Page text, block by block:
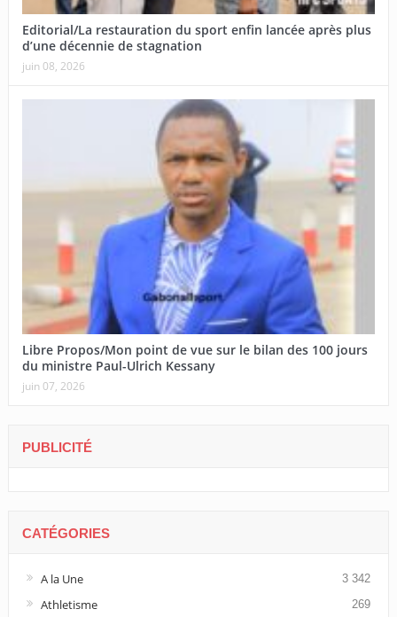
Editorial/La restauration du sport enfin lancée après plus
d’une décennie de stagnation
juin 08, 2026
Libre Propos/Mon point de vue sur le bilan des 100 jours
du ministre Paul-Ulrich Kessany
juin 07, 2026
PUBLICITÉ
CATÉGORIES
A la Une 3 342
Athletisme 269